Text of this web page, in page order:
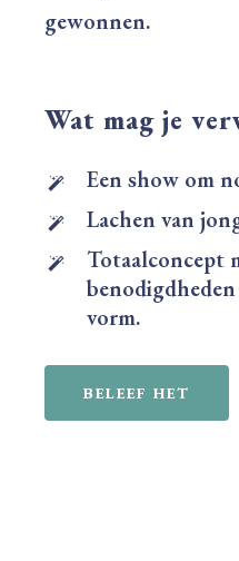
gewonnen.
Wat mag je
Een show om
Lachen van
Totaalconcept
vorm.
BELEEF HET